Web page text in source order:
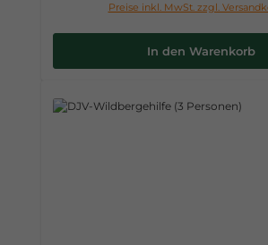
Preise inkl. MwSt. zzgl.
In den Warenkorb